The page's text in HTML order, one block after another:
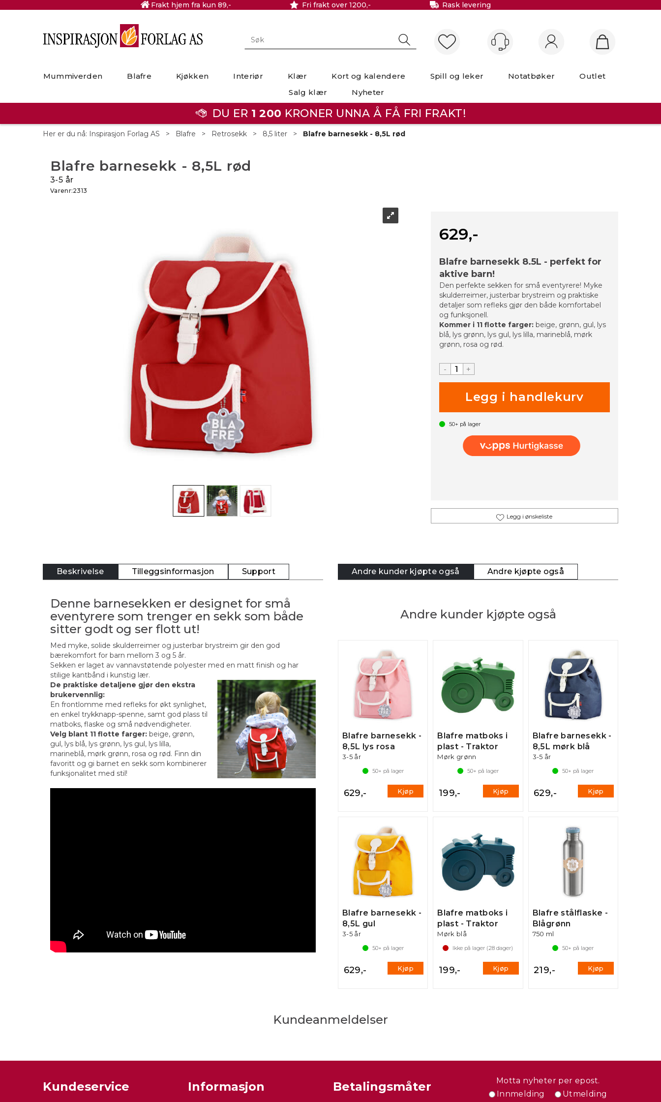
Frakt hjem fra kun 89,- Fri frakt over 1200,- Rask levering
Mummiverden Blafre Kjøkken Interiør Klær Kort og kalendere Spill og leker Notatbøker
Outlet
Salg klær
Nyheter
DU ER 1 200 KRONER UNNA Å FÅ FRI FRAKT!
Her er du nå: Inspirasjon Forlag AS > Blafre > Retrosekk > 8,5 liter > Blafre barnesekk - 8,5L rød
Blafre barnesekk - 8,5L rød
3-5 år
Varenr:2313
629,-
Blafre barnesekk 8.5L - perfekt for
aktive barn!
Den perfekte sekken for små eventyrere! Myke
skulderreimer, justerbar brystreim og praktiske
detaljer som refleks gjør den både komfortabel
og funksjonell.
Kommer i 11 flotte farger:beige, grønn, gul, lys
blå, lys grønn, lys gul, lys lilla, marineblå, mørk
grønn, rosa og rød.
- +
50+ på lager
Legg i ønskeliste
Beskrivelse Tilleggsinformasjon Support
Denne barnesekken er designet for små
eventyrere som trenger en sekk som både
sitter godt og ser flott ut!
Med myke, solide skulderreimer og justerbar brystreim gir den god
bærekomfort for barn mellom 3 og 5 år.
Sekken er laget av vannavstøtende polyester med en matt finish og har
stilige kantbånd i kunstig lær.
De praktiske detaljene gjør den ekstra
brukervennlig:
En frontlomme med refleks for økt synlighet,
en enkel trykknapp-spenne, samt god plass til
matboks, flaske og små nødvendigheter.
Velg blant 11 flotte farger: beige, grønn,
gul, lys blå, lys grønn, lys gul, lys lilla,
marineblå, mørk grønn, rosa og rød. Finn din
favoritt og gi barnet en sekk som kombinerer
funksjonalitet med stil!
Andre kunder kjøpte også Andre kjøpte også
Andre kunder kjøpte også
Blafre barnesekk -
8,5L lys rosa
3-5 år
50+ på lager
629,- Kjøp
Blafre matboks i
plast - Traktor
Mørk grønn
50+ på lager
199,- Kjøp
Blafre barnesekk -
8,5L mørk blå
3-5 år
50+ på lager
629,- Kjøp
Blafre barnesekk -
8,5L gul
3-5 år
50+ på lager
629,- Kjøp
Blafre matboks i
plast - Traktor
Mørk blå
Ikke på lager (28 dager)
199,- Kjøp
Blafre stålflaske -
Blågrønn
750 ml
50+ på lager
219,- Kjøp
Kundeanmeldelser
Kundeservice Informasjon Betalingsmåter
Motta nyheter per epost.
Innmelding
Utmelding